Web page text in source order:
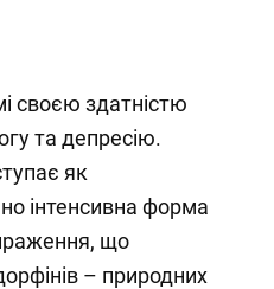
своєю здатністю
та депресію.
як
інтенсивна форма
що
– природних